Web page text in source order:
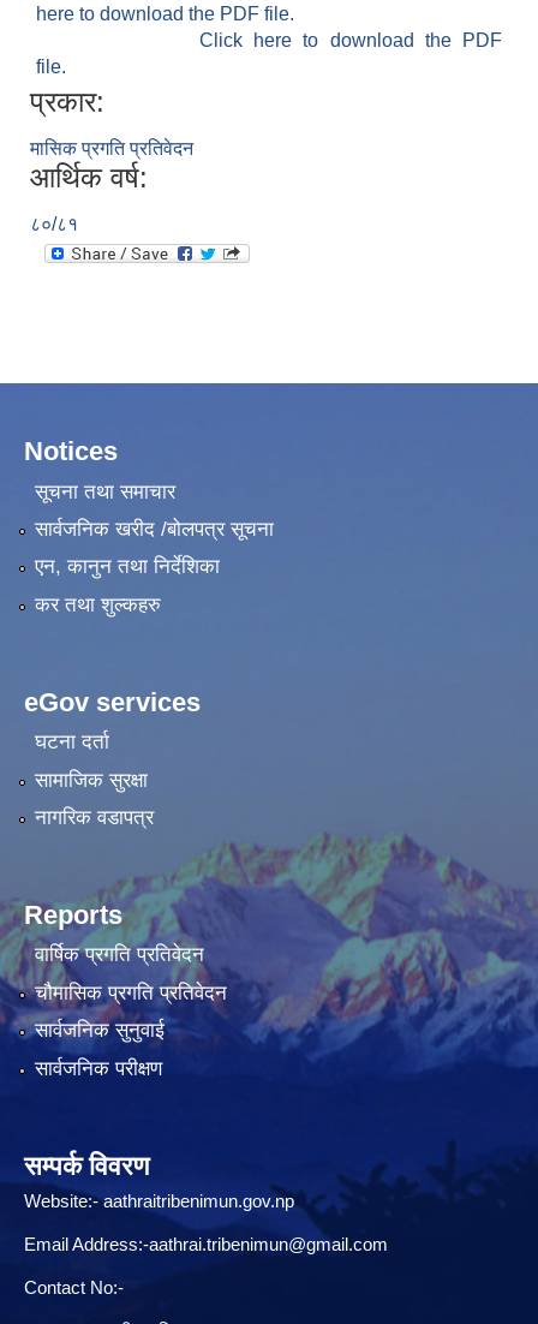
here to download the PDF file.
Click here to download the PDF
file.
प्रकार:
मासिक प्रगति प्रतिवेदन
आर्थिक वर्ष:
८०/८१
Notices
सूचना तथा समाचार
सार्वजनिक खरीद /बोलपत्र सूचना
एन, कानुन तथा निर्देशिका
कर तथा शुल्कहरु
eGov services
घटना दर्ता
सामाजिक सुरक्षा
नागरिक वडापत्र
Reports
वार्षिक प्रगति प्रतिवेदन
चौमासिक प्रगति प्रतिवेदन
सार्वजनिक सुनुवाई
सार्वजनिक परीक्षण
सम्पर्क विवरण
Website:-aathraitribenimun.gov.np
Email Address:-aathrai.tribenimun@gmail.com
Contact No:-